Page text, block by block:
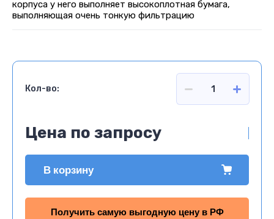
корпуса у него выполняет высокоплотная бумага,
выполняющая очень тонкую фильтрацию
Кол-во:
Цена по запросу
В корзину
Получить самую выгодную цену в РФ